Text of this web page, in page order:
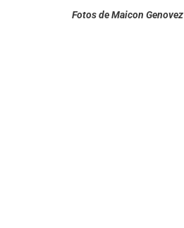
Fotos de Maicon Genovez